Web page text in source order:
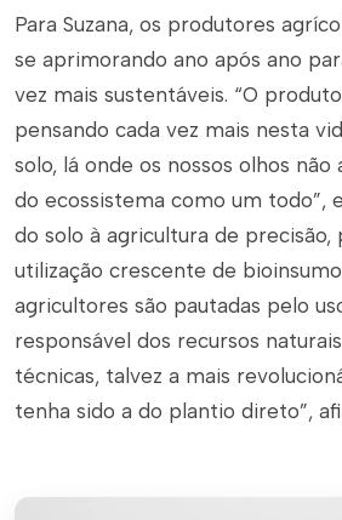
Para Suzana, os produtores
se aprimorando ano após ano
vez mais sustentáveis. “O
pensando cada vez mais nesta
solo, lá onde os nossos olhos não
do ecossistema como um todo”,
do solo à agricultura de precisão,
utilização crescente de
agricultores são pautadas pelo
responsável dos recursos
técnicas, talvez a mais
tenha sido a do plantio direto”,